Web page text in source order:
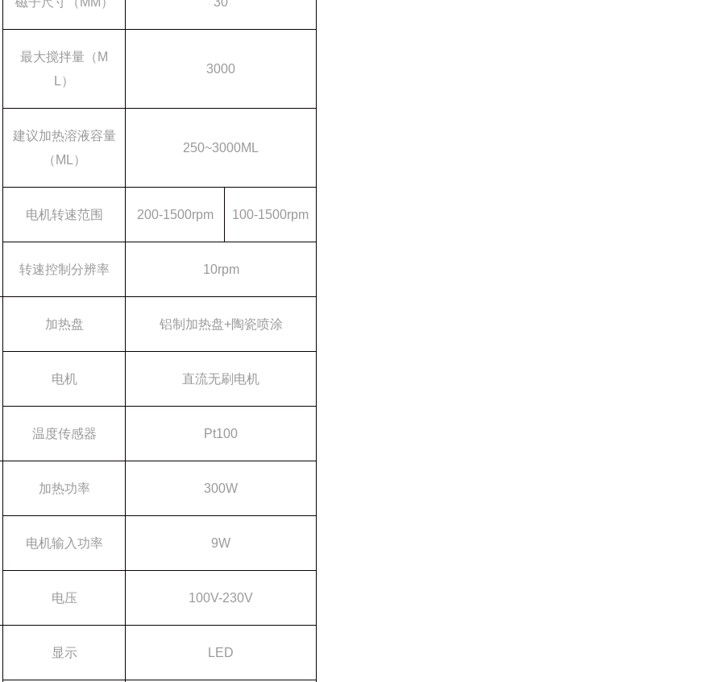
最大搅拌量（ M
L）
3000
建议加热溶液容量
（ ML）
250~3000ML
电机转速范围 200-1500rpm 100-1500rpm
转速控制分辨率 10rpm
加热盘 铝制加热盘+陶瓷喷涂
电机 直流无刷电机
温度传感器 Pt100
加热功率 300W
电机输入功率 9W
电压 100V-230V
显示 LED